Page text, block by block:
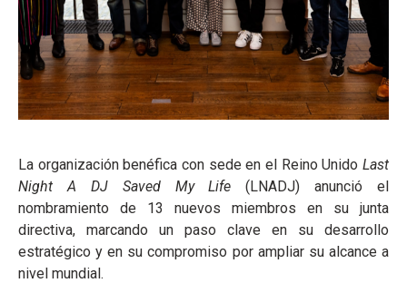
La organización benéfica con sede en el Reino Unido Last
Night A DJ Saved My Life (LNADJ) anunció el
nombramiento de 13 nuevos miembros en su junta
directiva, marcando un paso clave en su desarrollo
estratégico y en su compromiso por ampliar su alcance a
nivel mundial.